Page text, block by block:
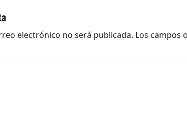
electrónico no será publicada. Los campos